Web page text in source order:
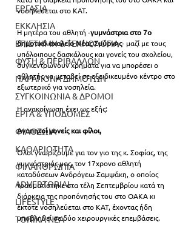
ΕΡΓΑΣΙΑ
ΕΚΚΛΗΣΙΑ
ΕΠΙΣΤΗΜΗ & ΤΕΧΝΟΛΟΓΙΑ
ΦΥΣΗ & ΠΕΡΙΒΑΛΛΟΝ
ΠΑΡΑΠΟΝΑ ΔΗΜΟΤΩΝ
ΣΥΓΚΟΙΝΩΝΙΑ & ΔΡΟΜΟΙ
ΕΡΓΑ & ΥΠΟΔΟΜΕΣ
ΦΙΛΟΖΩΙΑ
ΚΑΘΑΡΙΟΤΗΤΑ
ΦΙΛΑΝΘΡΩΠΙΑ
ADVERTORIAL
LIFESTYLE
ΤΟΠΙΚΑ ΝΕΑ
νοσηλεύεται στο ΚΑΤ.
Η μητέρα του αθλητή -γυμνάστρια στο 7ο
δημοτικό σχολείο Νέας Σμύρνης- μαζί με τους
υπόλοιπους δασκάλους και γονείς του σχολείου,
συγκεντρώνουν χρήματα για να μπορέσει ο
αθλητής να μεταβεί σε εξειδικευμένο κέντρο στο
εξωτερικό για νοσηλεία.
Η ανακοίνωση έχει ως εξής:
Αγαπητοί γονείς και φίλοι,
Όλοι γνωρίζουμε για τον γιο της κ. Σοφίας, της
γυμνάστριάς μας, τον 17χρονο αθλητή
καταδύσεων Ανδρόγεω Σαμψάκη, ο οποίος
τραυματίστηκε στα τέλη Σεπτεμβρίου κατά τη
διάρκεια της προπόνησής του στο ΟΑΚΑ κι
έκτοτε νοσηλεύεται στο ΚΑΤ, έχοντας ήδη
υποβληθεί σε δύο χειρουργικές επεμβάσεις.